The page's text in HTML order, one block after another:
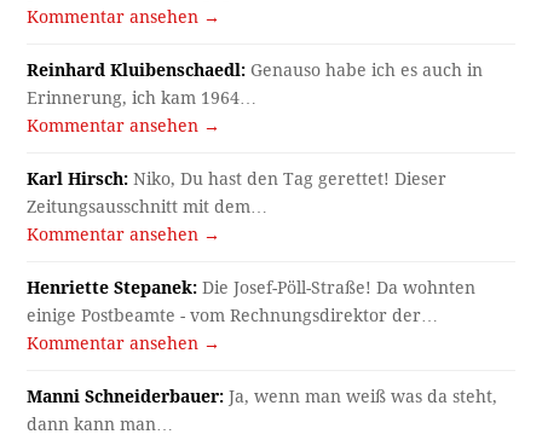
Kommentar ansehen →
Reinhard Kluibenschaedl: Genauso habe ich es auch in
Erinnerung, ich kam 1964…
Kommentar ansehen →
Karl Hirsch: Niko, Du hast den Tag gerettet! Dieser
Zeitungsausschnitt mit dem…
Kommentar ansehen →
Henriette Stepanek: Die Josef-Pöll-Straße! Da wohnten
einige Postbeamte - vom Rechnungsdirektor der…
Kommentar ansehen →
Manni Schneiderbauer: Ja, wenn man weiß was da steht,
dann kann man…